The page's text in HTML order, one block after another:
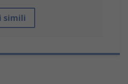
simili